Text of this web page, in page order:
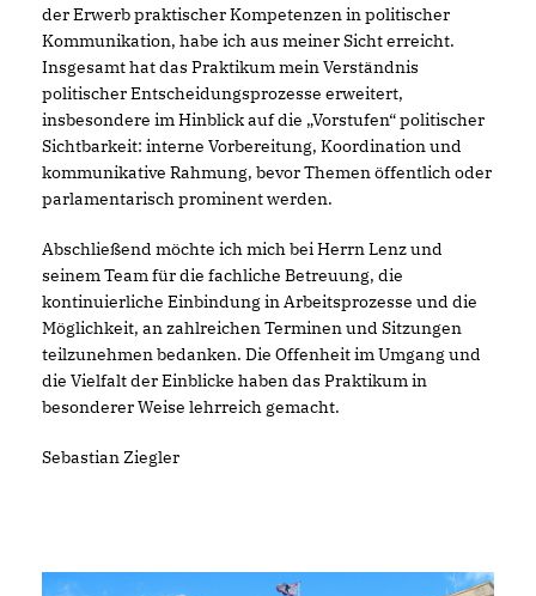
der Erwerb praktischer Kompetenzen in politischer
Kommunikation, habe ich aus meiner Sicht erreicht.
Insgesamt hat das Praktikum mein Verständnis
politischer Entscheidungsprozesse erweitert,
insbesondere im Hinblick auf die „Vorstufen“ politischer
Sichtbarkeit: interne Vorbereitung, Koordination und
kommunikative Rahmung, bevor Themen öffentlich oder
parlamentarisch prominent werden.
Abschließend möchte ich mich bei Herrn Lenz und
seinem Team für die fachliche Betreuung, die
kontinuierliche Einbindung in Arbeitsprozesse und die
Möglichkeit, an zahlreichen Terminen und Sitzungen
teilzunehmen bedanken. Die Offenheit im Umgang und
die Vielfalt der Einblicke haben das Praktikum in
besonderer Weise lehrreich gemacht.
Sebastian Ziegler